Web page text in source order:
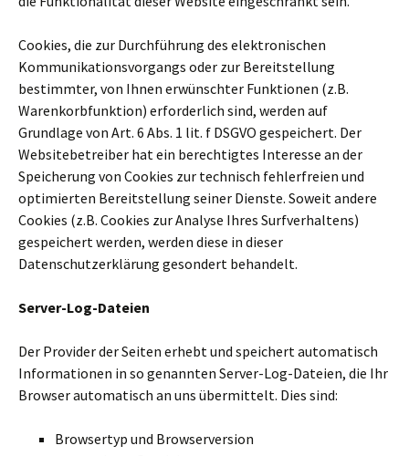
Cookies, die zur Durchführung des elektronischen
Kommunikationsvorgangs oder zur Bereitstellung
bestimmter, von Ihnen erwünschter Funktionen (z.B.
Warenkorbfunktion) erforderlich sind, werden auf
Grundlage von Art. 6 Abs. 1 lit. f DSGVO gespeichert. Der
Websitebetreiber hat ein berechtigtes Interesse an der
Speicherung von Cookies zur technisch fehlerfreien und
optimierten Bereitstellung seiner Dienste. Soweit andere
Cookies (z.B. Cookies zur Analyse Ihres Surfverhaltens)
gespeichert werden, werden diese in dieser
Datenschutzerklärung gesondert behandelt.
Server-Log-Dateien
Der Provider der Seiten erhebt und speichert automatisch
Informationen in so genannten Server-Log-Dateien, die Ihr
Browser automatisch an uns übermittelt. Dies sind:
Browsertyp und Browserversion